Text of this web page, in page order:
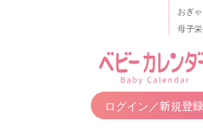
おぎ
母子
ログイン／新規登録